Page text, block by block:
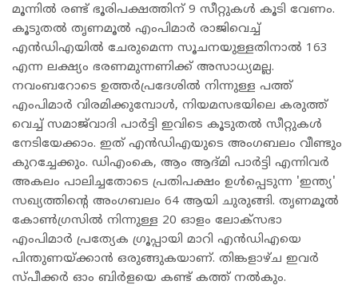
മൂന്നിൽ രണ്ട് ഭൂരിപക്ഷത്തിന് 9 സീറ്റുകൾ കൂടി വേണം.
കൂടുതൽ തൃണമൂൽ എംപിമാർ രാജിവെച്ച്
എൻഡിഎയിൽ ചേരുമെന്ന സൂചനയുള്ളതിനാൽ 163
എന്ന ലക്ഷ്യം ഭരണമുന്നണിക്ക് അസാധ്യമല്ല.
നവംബറോടെ ഉത്തർപ്രദേശിൽ നിന്നുള്ള പത്ത്
എംപിമാർ വിരമിക്കുമ്പോൾ, നിയമസഭയിലെ കരുത്ത്
വെച്ച് സമാജ്‌വാദി പാർട്ടി ഇവിടെ കൂടുതൽ സീറ്റുകൾ
നേടിയേക്കാം. ഇത് എൻഡിഎയുടെ അംഗബലം വീണ്ടും
കുറച്ചേക്കും. ഡിഎംകെ, ആം ആദ്മി പാർട്ടി എന്നിവർ
അകലം പാലിച്ചതോടെ പ്രതിപക്ഷം ഉൾപ്പെടുന്ന 'ഇന്ത്യ'
സഖ്യത്തിന്റെ അംഗബലം 64 ആയി ചുരുങ്ങി. തൃണമൂൽ
കോൺഗ്രസിൽ നിന്നുള്ള 20 ഓളം ലോക്സഭാ
എംപിമാർ പ്രത്യേക ഗ്രൂപ്പായി മാറി എൻഡിഎയെ
പിന്തുണയ്ക്കാൻ ഒരുങ്ങുകയാണ്. തിങ്കളാഴ്ച ഇവർ
സ്പീക്കർ ഓം ബിർളയെ കണ്ട് കത്ത് നൽകും.